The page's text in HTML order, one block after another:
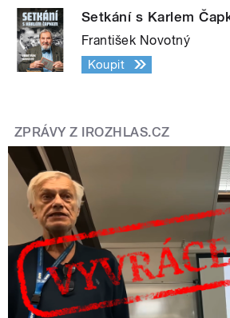
Setkání s Karlem
František Novotný
Koupit
ZPRÁVY Z IROZHLAS.CZ